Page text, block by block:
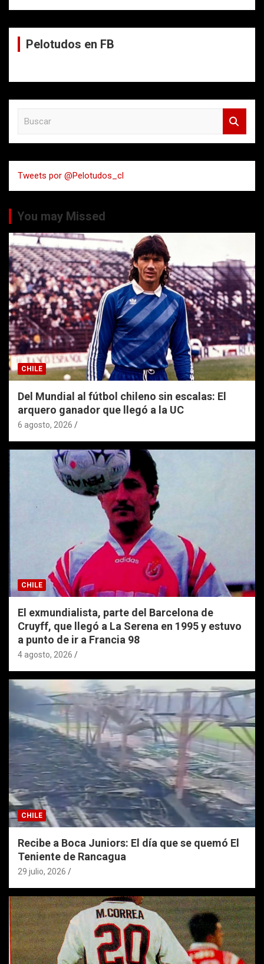
Pelotudos en FB
a
r
Tweets por @Pelotudos_cl
You may Missed
CHILE
Del Mundial al fútbol chileno sin escalas: El
arquero ganador que llegó a la UC
6 agosto, 2026
CHILE
El exmundialista, parte del Barcelona de
Cruyff, que llegó a La Serena en 1995 y estuvo
a punto de ir a Francia 98
4 agosto, 2026
CHILE
Recibe a Boca Juniors: El día que se quemó El
Teniente de Rancagua
29 julio, 2026